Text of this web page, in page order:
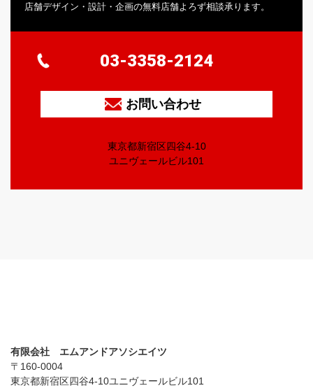
店舗デザイン・設計・企画の無料店舗よろず相談承ります。
03-3358-2124
お問い合わせ
東京都新宿区四谷4-10
ユニヴェールビル101
有限会社 エムアンドアソシエイツ
〒160-0004
東京都新宿区四谷4-10ユニヴェールビル101